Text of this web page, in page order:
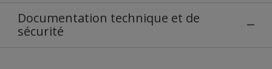
Documentation technique et de
sécurité